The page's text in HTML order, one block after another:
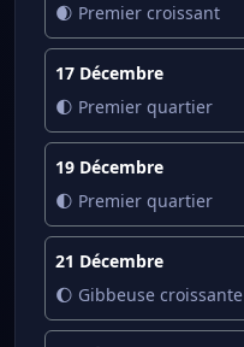
🌒 Premier croissant
17 Décembre
🌓 Premier quartier
19 Décembre
🌓 Premier quartier
21 Décembre
🌔 Gibbeuse croissante